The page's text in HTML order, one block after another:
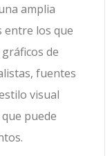
amplia
entre los que
de
fuentes
visual
puede